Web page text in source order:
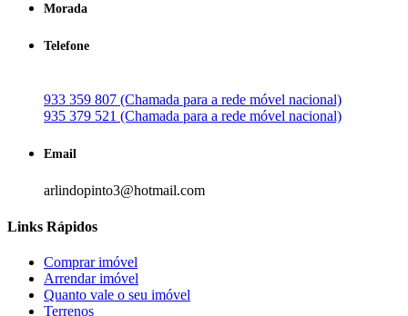
Morada
Telefone
933 359 807 (Chamada para a rede móvel nacional)
935 379 521 (Chamada para a rede móvel nacional)
Email
arlindopinto3@hotmail.com
Links Rápidos
Comprar imóvel
Arrendar imóvel
Quanto vale o seu imóvel
Terrenos